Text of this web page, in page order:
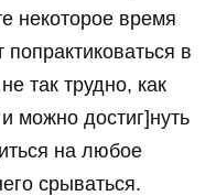
некоторое время
в
так трудно, как
можно достиг]нуть
на любое
срываться.